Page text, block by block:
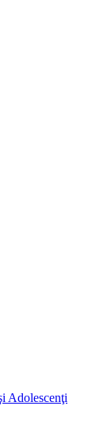
Adolescenţi